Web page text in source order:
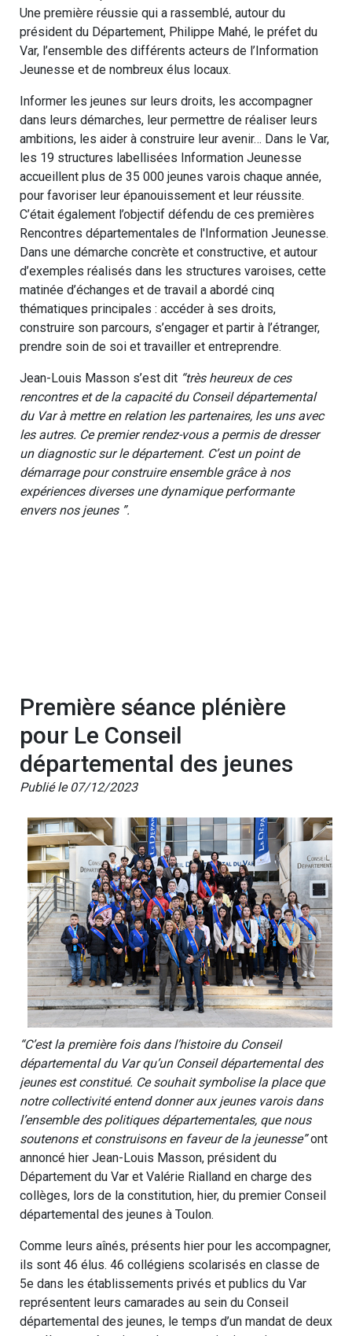
Une première réussie qui a rassemblé, autour du
président du Département, Philippe Mahé, le préfet du
Var, l’ensemble des différents acteurs de l’Information
Jeunesse et de nombreux élus locaux.
Informer les jeunes sur leurs droits, les accompagner
dans leurs démarches, leur permettre de réaliser leurs
ambitions, les aider à construire leur avenir… Dans le Var,
les 19 structures labellisées Information Jeunesse
accueillent plus de 35 000 jeunes varois chaque année,
pour favoriser leur épanouissement et leur réussite.
C’était également l’objectif défendu de ces premières
Rencontres départementales de l'Information Jeunesse.
Dans une démarche concrète et constructive, et autour
d’exemples réalisés dans les structures varoises, cette
matinée d’échanges et de travail a abordé cinq
thématiques principales : accéder à ses droits,
construire son parcours, s’engager et partir à l’étranger,
prendre soin de soi et travailler et entreprendre.
Jean-Louis Masson s’est dit “très heureux de ces
rencontres et de la capacité du Conseil départemental
du Var à mettre en relation les partenaires, les uns avec
les autres. Ce premier rendez-vous a permis de dresser
un diagnostic sur le département. C’est un point de
démarrage pour construire ensemble grâce à nos
expériences diverses une dynamique performante
envers nos jeunes ”.
Première séance plénière
pour Le Conseil
départemental des jeunes
Publié le 07/12/2023
“C’est la première fois dans l’histoire du Conseil
départemental du Var qu’un Conseil départemental des
jeunes est constitué. Ce souhait symbolise la place que
notre collectivité entend donner aux jeunes varois dans
l’ensemble des politiques départementales, que nous
soutenons et construisons en faveur de la jeunesse”ont
annoncé hier Jean-Louis Masson, président du
Département du Var et Valérie Rialland en charge des
collèges, lors de la constitution, hier, du premier Conseil
départemental des jeunes à Toulon.
Comme leurs aînés, présents hier pour les accompagner,
ils sont 46 élus. 46 collégiens scolarisés en classe de
5e dans les établissements privés et publics du Var
représentent leurs camarades au sein du Conseil
départemental des jeunes, le temps d’un mandat de deux